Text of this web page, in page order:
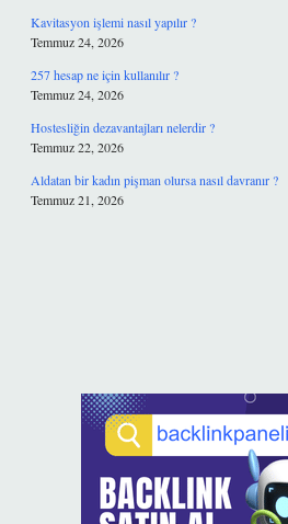
Kavitasyon işlemi nasıl yapılır ?
Temmuz 24, 2026
257 hesap ne için kullanılır ?
Temmuz 24, 2026
Hostesliğin dezavantajları nelerdir ?
Temmuz 22, 2026
Aldatan bir kadın pişman olursa nasıl davranır ?
Temmuz 21, 2026